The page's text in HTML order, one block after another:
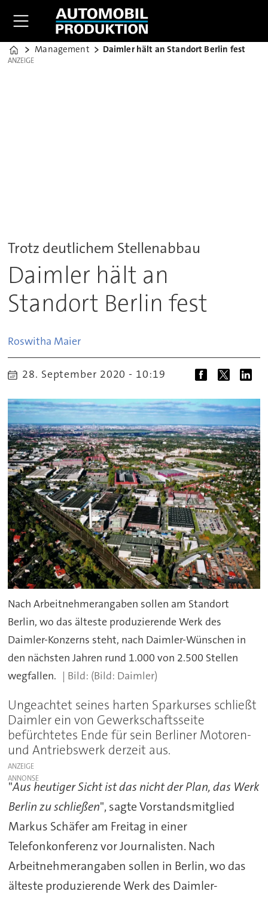
Home
Management Daimler hält an Standort Berlin fest
ANZEIGE
ANZEIGE
Trotz deutlichem Stellenabbau
Daimler hält an
Standort Berlin fest
Roswitha Maier
28. September 2020 - 10:19
Nach Arbeitnehmerangaben sollen am Standort
Berlin, wo das älteste produzierende Werk des
Daimler-Konzerns steht, nach Daimler-Wünschen in
den nächsten Jahren rund 1.000 von 2.500 Stellen
wegfallen.
(Bild: Daimler)
Ungeachtet seines harten Sparkurses schließt
Daimler ein von Gewerkschaftsseite
befürchtetes Ende für sein Berliner Motoren-
und Antriebswerk derzeit aus.
ANZEIGE
"Aus heutiger Sicht ist das nicht der Plan, das Werk
Berlin zu schließen", sagte Vorstandsmitglied
Markus Schäfer am Freitag in einer
Telefonkonferenz vor Journalisten. Nach
Arbeitnehmerangaben sollen in Berlin, wo das
älteste produzierende Werk des Daimler-